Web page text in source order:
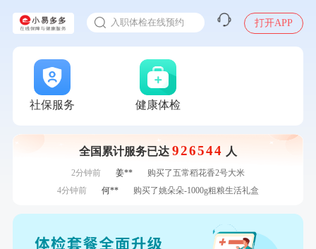
入职体检在线预约
打开APP
社保服务 健康体检
全国累计服务已达 926544 人
7分钟前 毛**
购买了汤臣倍健多维男士多种维生素矿物质片1.5g*60片*2
瓶
7分钟前 毛**
成功预约了尊享版孕前套餐（女）
刚刚
杜**
成功预约了标准体检套餐（男）
刚刚
成功预约了标准体检套餐（男）
购买了美的1.5L电热水壶HJ1522
刚刚
购买了美的1.5L电热水壶HJ1522
2分钟前
郑**
成功预约了脑血管系统套餐
2分钟前
姜**
购买了五常稻花香2号大米
4分钟前
何**
购买了姚朵朵-1000g粗粮生活礼盒
成功预约了中老年套餐
6分钟前
陆**
购买了固本堂阿胶糕传统口味400g